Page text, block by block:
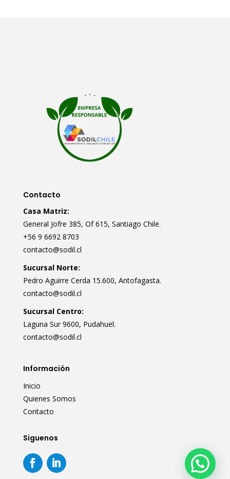
Contacto
Casa Matriz:
General Jofre 385, Of 615, Santiago Chile.
+56 9 6692 8703
contacto@sodil.cl
Sucursal Norte:
Pedro Aguirre Cerda 15.600, Antofagasta.
contacto@sodil.cl
Sucursal Centro:
Laguna Sur 9600, Pudahuel.
contacto@sodil.cl
Información
Inicio
Quienes Somos
Contacto
Siguenos